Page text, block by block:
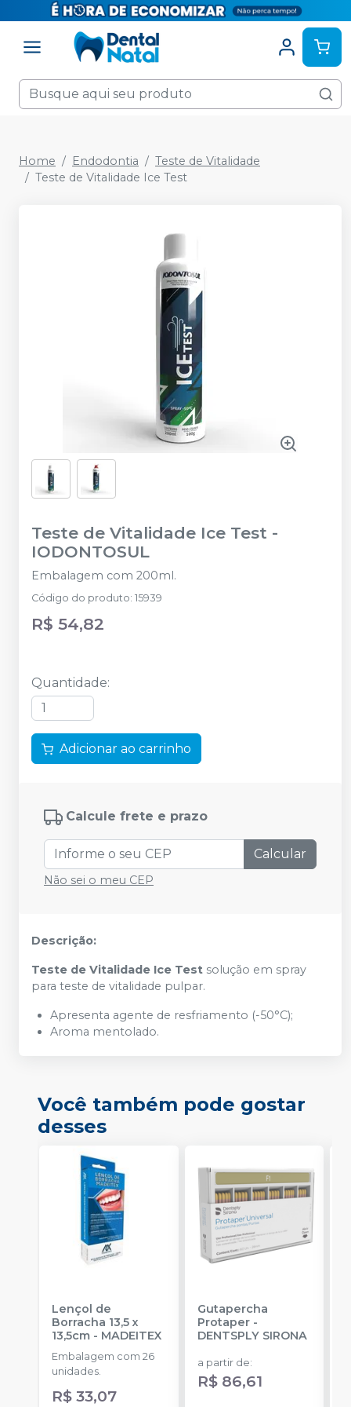
Home Endodontia
Teste de Vitalidade
Teste de Vitalidade Ice Test
Teste de Vitalidade Ice Test -
IODONTOSUL
Embalagem com 200ml.
Código do produto: 15939
R$ 54,82
Quantidade:
Adicionar ao carrinho
Calcule frete e prazo
Calcular
Não sei o meu CEP
Descrição:
Teste de Vitalidade Ice Test solução em spray
para teste de vitalidade pulpar.
Apresenta agente de resfriamento (-50°C);
Aroma mentolado.
Você também pode gostar
desses
Lençol de
Borracha 13,5 x
13,5cm - MADEITEX
Embalagem com 26
unidades.
R$ 33,07
Gutapercha
Protaper-
DENTSPLY SIRONA
a partir de:
R$ 86,61